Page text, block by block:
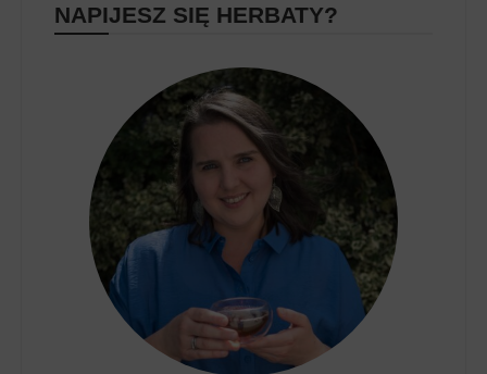
NAPIJESZ SIĘ HERBATY?